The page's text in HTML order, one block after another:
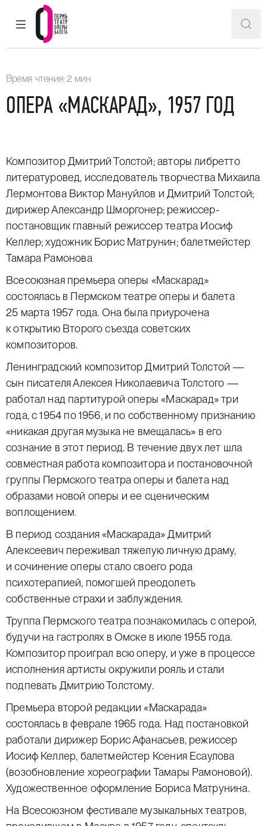
ГЛАВНОЕ МЕНЮ
Пермский театр оперы и балета
Время чтения: 2 мин
ОПЕРА «МАСКАРАД», 1957 ГОД
Композитор Дмитрий Толстой; авторы либретто
литературовед, исследователь творчества Михаила
Лермонтова Виктор Мануйлов и Дмитрий Толстой;
дирижер Александр Шморгонер; режиссер-
постановщик главный режиссер театра Иосиф
Келлер; художник Борис Матрунин; балетмейстер
Тамара Рамонова
Всесоюзная премьера оперы «Маскарад»
состоялась в Пермском театре оперы и балета
25 марта 1957 года. Она была приурочена
к открытию Второго съезда советских
композиторов.
Ленинградский композитор Дмитрий Толстой —
сын писателя Алексея Николаевича Толстого —
работал над партитурой оперы «Маскарад» три
года, с 1954 по 1956, и по собственному признанию
«никакая другая музыка не вмещалась» в его
сознание в этот период. В течение двух лет шла
совместная работа композитора и постановочной
группы Пермского театра оперы и балета над
образами новой оперы и ее сценическим
воплощением.
В период создания «Маскарада» Дмитрий
Алексеевич переживал тяжелую личную драму,
и сочинение оперы стало своего рода
психотерапией, помогшей преодолеть
собственные страхи и заблуждения.
Труппа Пермского театра познакомилась с оперой,
будучи на гастролях в Омске в июле 1955 года.
Композитор проиграл всю оперу, и уже в процессе
исполнения артисты окружили рояль и стали
подпевать Дмитрию Толстому.
Премьера второй редакции «Маскарада»
состоялась в феврале 1965 года. Над постановкой
работали дирижер Борис Афанасьев, режиссер
Иосиф Келлер, балетмейстер Ксения Есаулова
(возобновление хореографии Тамары Рамоновой).
Художественное оформление Бориса Матрунина.
На Всесоюзном фестивале музыкальных театров,